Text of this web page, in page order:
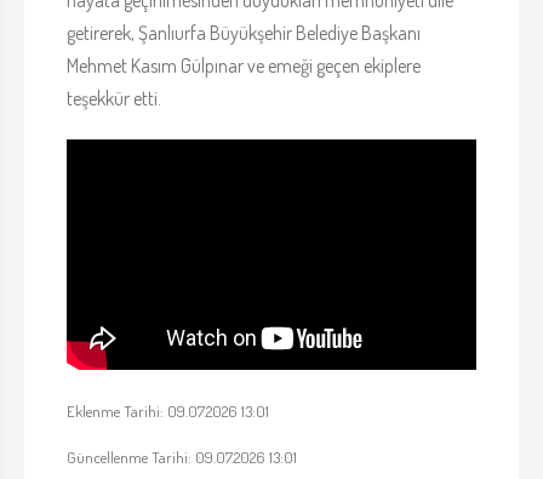
getirerek, Şanlıurfa Büyükşehir Belediye Başkanı
Mehmet Kasım Gülpınar ve emeği geçen ekiplere
teşekkür etti.
Eklenme Tarihi: 09.07.2026 13:01
Güncellenme Tarihi: 09.07.2026 13:01